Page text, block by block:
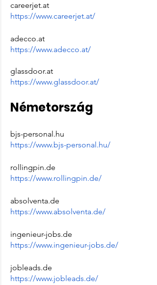
careerjet.at
https://www.careerjet.at/
adecco.at
https://www.adecco.at/
glassdoor.at
https://www.glassdoor.at/
Németország
bjs-personal.hu
https://www.bjs-personal.hu/
rollingpin.de
https://www.rollingpin.de/
absolventa.de
https://www.absolventa.de/
ingenieur-jobs.de
https://www.ingenieur-jobs.de/
jobleads.de
https://www.jobleads.de/